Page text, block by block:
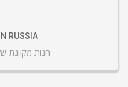
RUSSIA
חנות מקוונת